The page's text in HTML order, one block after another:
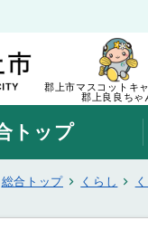
郡上市マスコットキ
郡上良良ちゃ
トップ
総合トップ くらし